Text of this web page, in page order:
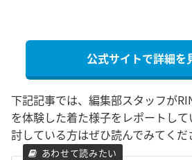
公式サイトで詳細を
下記記事では、編集部スタッフが
を体験した着た様子をレポートし
討している方はぜひ読んでみてくだ